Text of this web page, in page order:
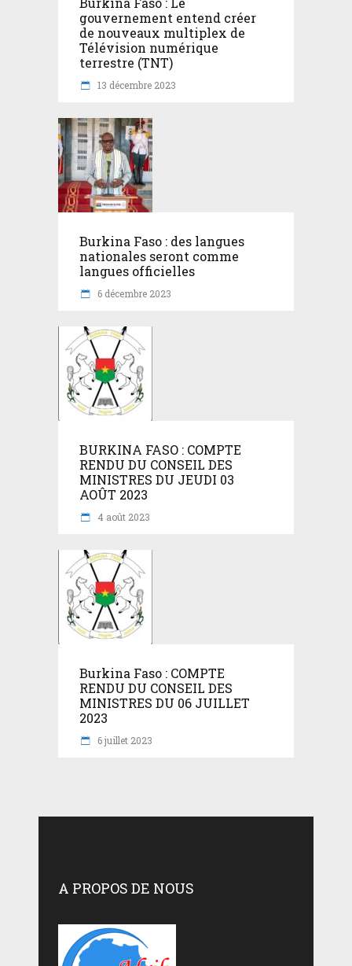
gouvernement entend créer
de nouveaux multiplex de
Télévision numérique
terrestre (TNT)
13 décembre 2023
Burkina Faso : des langues
nationales seront comme
langues officielles
6 décembre 2023
BURKINA FASO : COMPTE
RENDU DU CONSEIL DES
MINISTRES DU JEUDI 03
AOÛT 2023
4 août 2023
Burkina Faso : COMPTE
RENDU DU CONSEIL DES
MINISTRES DU 06 JUILLET
2023
6 juillet 2023
A PROPOS DE NOUS